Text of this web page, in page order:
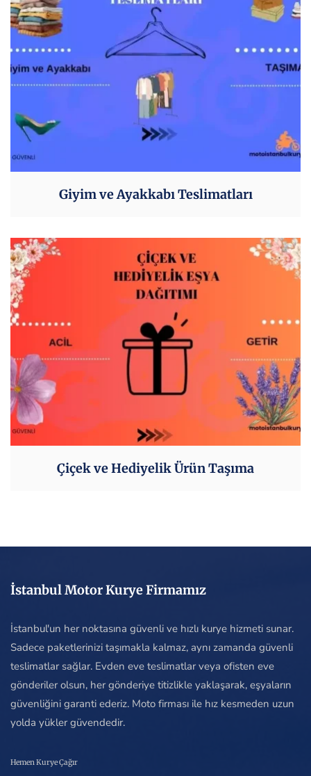
Giyim ve Ayakkabı Teslimatları
Çiçek ve Hediyelik Ürün Taşıma
İstanbul Motor Kurye Firmamız
İstanbul'un her noktasına güvenli ve hızlı kurye hizmeti sunar.
Sadece paketlerinizi taşımakla kalmaz, aynı zamanda güvenli
teslimatlar sağlar. Evden eve teslimatlar veya ofisten eve
gönderiler olsun, her gönderiye titizlikle yaklaşarak, eşyaların
güvenliğini garanti ederiz. Moto firması ile hız kesmeden uzun
yolda yükler güvendedir.
Hemen Kurye Çağır